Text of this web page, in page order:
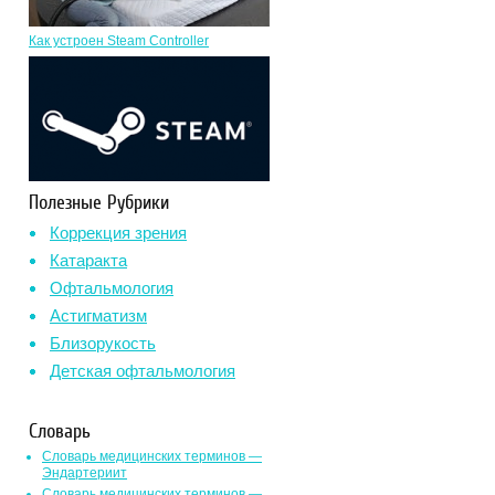
Как устроен Steam Controller
Полезные Рубрики
Коррекция зрения
Катаракта
Офтальмология
Астигматизм
Близорукость
Детская офтальмология
Словарь
Словарь медицинских терминов —
Эндартериит